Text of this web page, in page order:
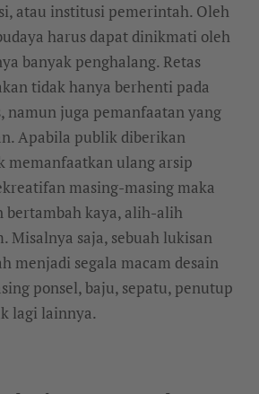
atau institusi pemerintah. Oleh
harus dapat dinikmati oleh
banyak penghalang. Retas
tidak hanya berhenti pada
namun juga pemanfaatan yang
Apabila publik diberikan
memanfaatkan ulang arsip
masing-masing maka
bertambah kaya, alih-alih
Misalnya saja, sebuah lukisan
menjadi segala macam desain
ponsel, baju, sepatu, penutup
lagi lainnya.